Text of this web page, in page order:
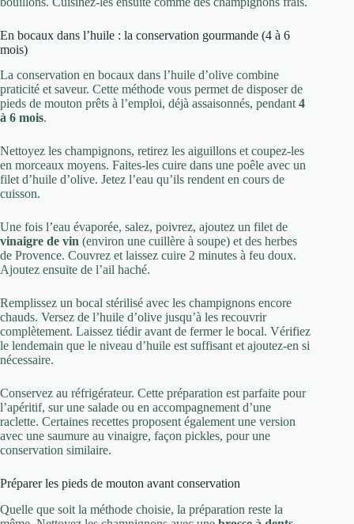
En bocaux dans l’huile : la conservation gourmande (4 à 6
mois)
La conservation en bocaux dans l’huile d’olive combine
praticité et saveur. Cette méthode vous permet de disposer de
pieds de mouton prêts à l’emploi, déjà assaisonnés, pendant4
à 6 mois.
Nettoyez les champignons, retirez les aiguillons et coupez-les
en morceaux moyens. Faites-les cuire dans une poêle avec un
filet d’huile d’olive. Jetez l’eau qu’ils rendent en cours de
cuisson.
Une fois l’eau évaporée, salez, poivrez, ajoutez un filet de
vinaigre de vin (environ une cuillère à soupe) et des herbes
de Provence. Couvrez et laissez cuire 2 minutes à feu doux.
Ajoutez ensuite de l’ail haché.
Remplissez un bocal stérilisé avec les champignons encore
chauds. Versez de l’huile d’olive jusqu’à les recouvrir
complètement. Laissez tiédir avant de fermer le bocal. Vérifiez
le lendemain que le niveau d’huile est suffisant et ajoutez-en si
nécessaire.
Conservez au réfrigérateur. Cette préparation est parfaite pour
l’apéritif, sur une salade ou en accompagnement d’une
raclette. Certaines recettes proposent également une version
avec une saumure au vinaigre, façon pickles, pour une
conservation similaire.
Préparer les pieds de mouton avant conservation
Quelle que soit la méthode choisie, la préparation reste la